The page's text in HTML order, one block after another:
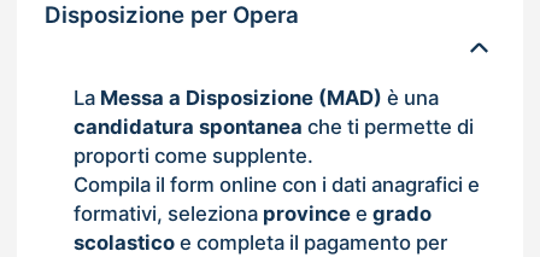
Disposizione per Opera
La Messa a Disposizione (MAD) è una
candidatura spontanea che ti permette di
proporti come supplente.
Compila il form online con i dati anagrafici e
formativi, seleziona provincee grado
scolasticoe completa il pagamento per